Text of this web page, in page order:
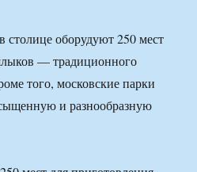
оборудуют 250 мест
— традиционного
того, московские парки
и разнообразную